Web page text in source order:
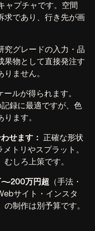
ャプチャです。空間
求であり、行き先が画
究グレードの入力・品
果物として直接発注す
りません。
ルが得られます。
録に最適ですが、色
ます。
せます：
正確な形状
トリやスプラット。
しろ上策です。
〜200万円超 （手法・
サイト・インスタ
制作は別予算です。